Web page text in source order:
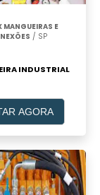
MANGUEIRAS E
/ SP
INDUSTRIAL
AGORA